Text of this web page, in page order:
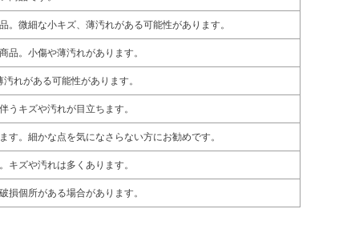
微細な小キズ、薄汚れがある可能性があります。
品。小傷や薄汚れがあります。
れがある可能性があります。
うキズや汚れが目立ちます。
。細かな点を気になさらない方にお勧めです。
キズや汚れは多くあります。
損個所がある場合があります。